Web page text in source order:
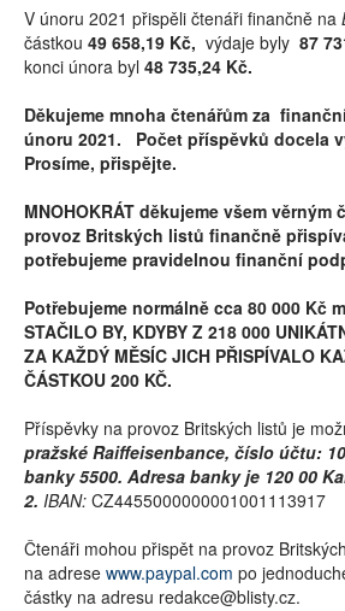
V únoru 2021 přispěli čtenáři finančně na
částkou 49 658,19 Kč, výdaje byly 87
konci února byl 48 735,24 Kč.
Děkujeme mnoha čtenářům za
únoru 2021. Počet příspěvků docela
Prosíme, přispějte.
MNOHOKRÁT děkujeme všem věrným
provoz Britských listů finančně
potřebujeme pravidelnou finanční
Potřebujeme normálně cca 80 000 Kč
STAČILO BY, KDYBY Z 218 000
ZA KAŽDÝ MĚSÍC JICH PŘISPÍVALO
ČÁSTKOU 200 KČ.
Příspěvky na provoz Britských listů je
pražské Raiffeisenbance, číslo účtu:
banky 5500. Adresa banky je 120 00
2. IBAN: CZ4455000000001001113917
Čtenáři mohou přispět na provoz
na adrese www.paypal.com po
částky na adresu redakce@blisty.cz.